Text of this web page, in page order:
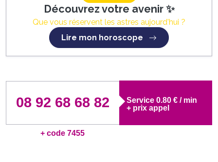
Découvrez votre avenir ✨
Que vous réservent les astres aujourd'hui ?
Lire mon horoscope
08 92 68 68 82
+ code 7455
Service 0.80 € / min
+ prix appel